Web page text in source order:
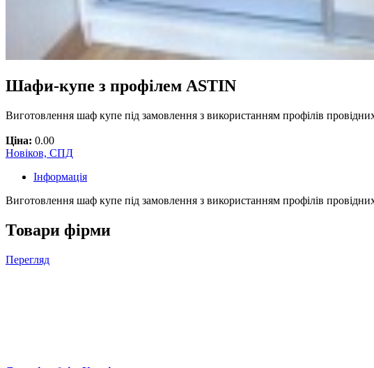
Шафи-купе з профілем ASTIN
Виготовлення шаф купе під замовлення з використанням профілів
Ціна: 0.00
Новіков, СПД
Інформація
Виготовлення шаф купе під замовлення з використанням профілів
Товари фірми
Перегляд